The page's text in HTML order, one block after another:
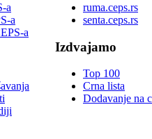
a
a
a
ruma.ceps.rs
senta.ceps.rs
Izdvajamo
Top 100
Crna lista
Dodavanje na